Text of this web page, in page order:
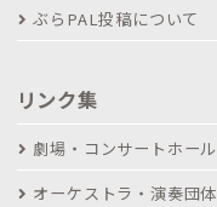
ぶらPAL投稿について
リンク集
劇場・コンサートホール
オーケストラ・演奏団体